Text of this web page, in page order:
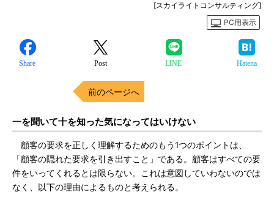
[スカイライトコンサルティング]
PC用表示
Share Post LINE Hatena
前のページへ
一を聞いて十を知った気になってはいけない
顧客の要求を正しく理解するためのもう1つのポイントは、
「顧客の隠れた要求を引き出すこと」である。顧客はすべての要
件をいってくれるとは限らない。これは意図していわないのでは
なく、以下の理由によるものと考えられる。